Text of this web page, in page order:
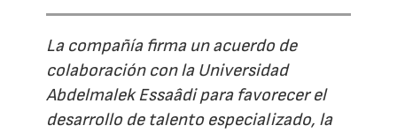
La compañía firma un acuerdo de
colaboración con la Universidad
Abdelmalek Essaâdi para favorecer el
desarrollo de talento especializado, la